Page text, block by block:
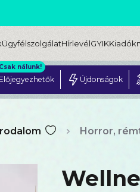
ÜgyfélszolgálatHírlevélGYIK
Előjegyezhetők
Csak nálunk!
Újdonságok
Horror,